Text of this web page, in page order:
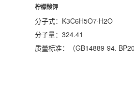
柠檬酸钾
分子式： K3C6H5O7·H2O
分子量：324.41
质量标准：（GB14889-94.